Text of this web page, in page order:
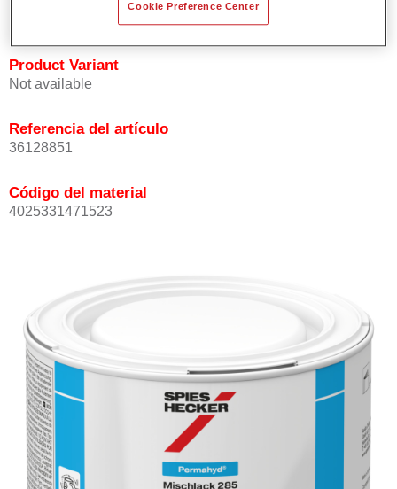
Se puede recubrir con barniz HS de la gama Permasolid.
Product Variant
Not available
Referencia del artículo
36128851
Código del material
4025331471523
Cookie Preference Center